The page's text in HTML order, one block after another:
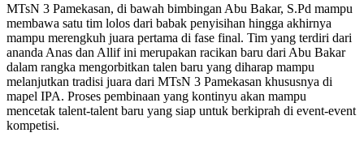
MTsN 3 Pamekasan, di bawah bimbingan Abu Bakar, S.Pd mampu
membawa satu tim lolos dari babak penyisihan hingga akhirnya
mampu merengkuh juara pertama di fase final. Tim yang terdiri dari
ananda Anas dan Allif ini merupakan racikan baru dari Abu Bakar
dalam rangka mengorbitkan talen baru yang diharap mampu
melanjutkan tradisi juara dari MTsN 3 Pamekasan khususnya di
mapel IPA. Proses pembinaan yang kontinyu akan mampu
mencetak talent-talent baru yang siap untuk berkiprah di event-event
kompetisi.